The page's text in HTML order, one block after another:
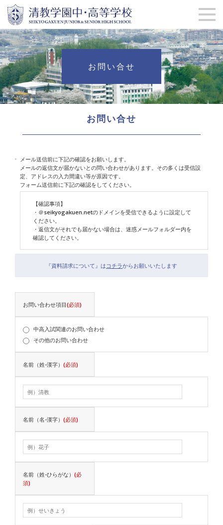
お問い合せ
お問い合せ
メール送信前に下記の確認をお願いします。
メールの返信文が届かないとの問い合わせがあります。その多くは受信設
定、アドレスの入力間違い等が原因です。
フォーム送信前に下記の確認をしてください。
【確認事項】
・＠seikyogakuen.netのドメインを受信できるように設定して
ください。
・返信文がそれでも届かない場合は、迷惑メールフォルダー内を
確認してください。
『資料請求について』はコチラからお願いいたします
お問い合わせ項目(必須)
中高入試関連のお問い合わせ
その他のお問い合わせ
名前（姓-漢字） (必須)
名前（名-漢字） (必須)
名前（姓-ひらがな） (必
須)